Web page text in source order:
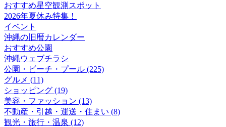
おすすめ星空観測スポット
2026年夏休み特集！
イベント
沖縄の旧暦カレンダー
おすすめ公園
沖縄ウェブチラシ
公園・ビーチ・プール (225)
グルメ (11)
ショッピング (19)
美容・ファッション (13)
不動産・引越・運送・住まい (8)
観光・旅行・温泉 (12)